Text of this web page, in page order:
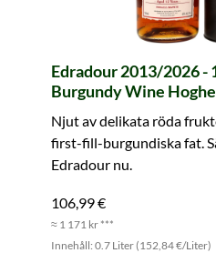
Edradour 2013/2026 -
Burgundy Wine
Njut av delikata röda
first-fill-burgundiska fat.
Edradour nu.
106,99 €
≈ 1 171 kr ***
Innehåll: 0.7 Liter (152,84 €/Liter)